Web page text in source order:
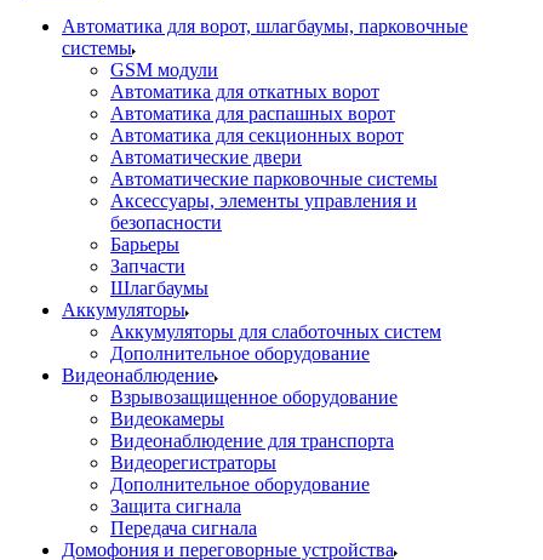
Автоматика для ворот, шлагбаумы, парковочные
системы
GSM модули
Автоматика для откатных ворот
Автоматика для распашных ворот
Автоматика для секционных ворот
Автоматические двери
Автоматические парковочные системы
Аксессуары, элементы управления и
безопасности
Барьеры
Запчасти
Шлагбаумы
Аккумуляторы
Аккумуляторы для слаботочных систем
Дополнительное оборудование
Видеонаблюдение
Взрывозащищенное оборудование
Видеокамеры
Видеонаблюдение для транспорта
Видеорегистраторы
Дополнительное оборудование
Защита сигнала
Передача сигнала
Домофония и переговорные устройства